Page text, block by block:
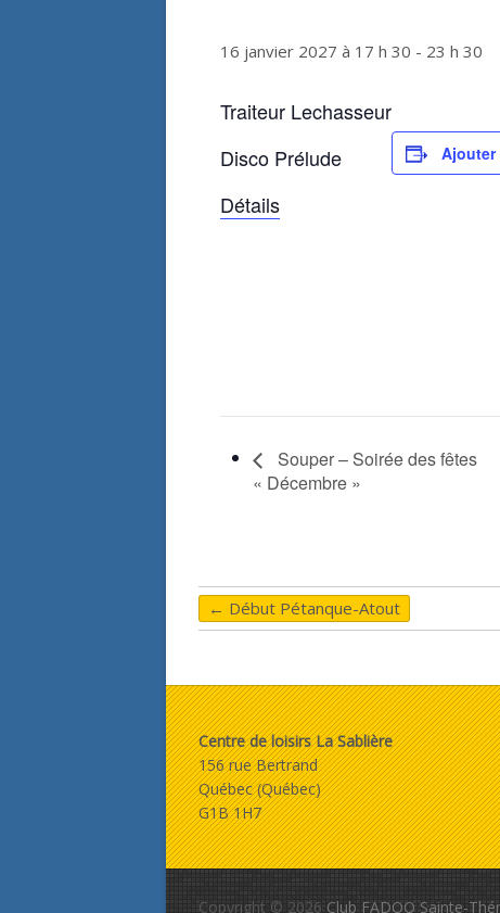
16 janvier 2027 à 17 h 30 - 23 h 30
Traiteur Lechasseur
Disco Prélude
Détails
Ajouter
Souper – Soirée des fêtes
« Décembre »
← Début Pétanque-Atout
Centre de loisirs La Sablière
156 rue Bertrand
Québec (Québec)
G1B 1H7
Copyright © 2026 Club FADOQ Sainte-